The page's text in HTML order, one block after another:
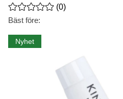
Medelbetyg 0 av 5 Antal betyg 0
(0)
Bäst före:
Nyhet
Produktbilder Tandkräm